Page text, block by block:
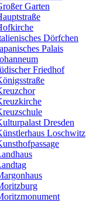
Garten
Dörfchen
Palais
Friedhof
Dresden
Loschwitz